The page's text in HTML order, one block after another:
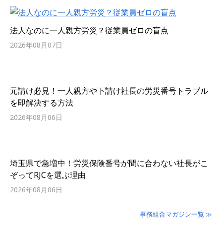
法人なのに一人親方労災？従業員ゼロの盲点
2026年08月07日
元請け必見！一人親方や下請け社長の労災番号トラブル
を即解決する方法
2026年08月06日
埼玉県で急増中！労災保険番号が間に合わない社長がこ
ぞってRJCを選ぶ理由
2026年08月06日
事務組合マガジン一覧 ≫